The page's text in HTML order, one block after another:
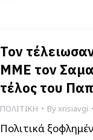
Τον
ΜΜΕ τον
τέλος του
ΠΟΛΙΤΙΚΗ Byxrisiavgi
Πολιτικά